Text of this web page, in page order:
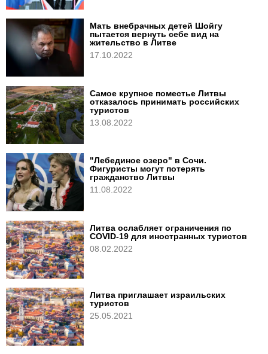
Мать внебрачных детей Шойгу
пытается вернуть себе вид на
жительство в Литве
17.10.2022
Самое крупное поместье Литвы
отказалось принимать российских
туристов
13.08.2022
"Лебединое озеро" в Сочи.
Фигуристы могут потерять
гражданство Литвы
11.08.2022
Литва ослабляет ограничения по
COVID-19 для иностранных туристов
08.02.2022
Литва приглашает израильских
туристов
25.05.2021